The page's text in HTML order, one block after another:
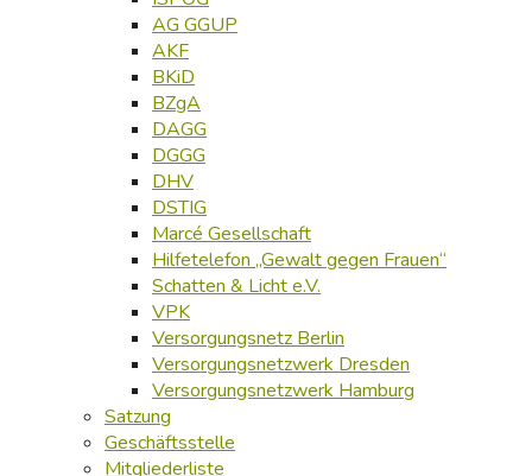
AG GGUP
AKF
BKiD
BZgA
DAGG
DGGG
DHV
DSTIG
Marcé Gesellschaft
Hilfetelefon „Gewalt gegen Frauen“
Schatten & Licht e.V.
VPK
Versorgungsnetz Berlin
Versorgungsnetzwerk Dresden
Versorgungsnetzwerk Hamburg
Satzung
Geschäftsstelle
Mitgliederliste